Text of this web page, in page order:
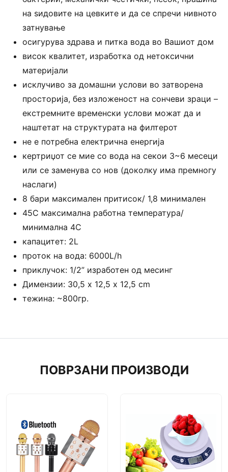
на ѕидовите на цевките и да се спречи нивното
затнување
осигурува здрава и питка вода во Вашиот дом
висок квалитет, изработка од нетоксични
материјали
исклучиво за домашни услови во затворена
просторија, без изложеност на сончеви зраци –
екстремните временски услови можат да и
наштетат на структурата на филтерот
не е потребна електрична енергија
кертриџот се мие со вода на секои 3~6 месеци
или се заменува со нов (доколку има премногу
наслаги)
8 бари максимален притисок/ 1,8 минимален
45С максимална работна температура/
минимална 4С
капацитет: 2L
проток на вода: 6000L/h
приклучок: 1/2” изработен од месинг
Димензии: 30,5 х 12,5 х 12,5 cm
тежина: ~800гр.
ПОВРЗАНИ ПРОИЗВОДИ